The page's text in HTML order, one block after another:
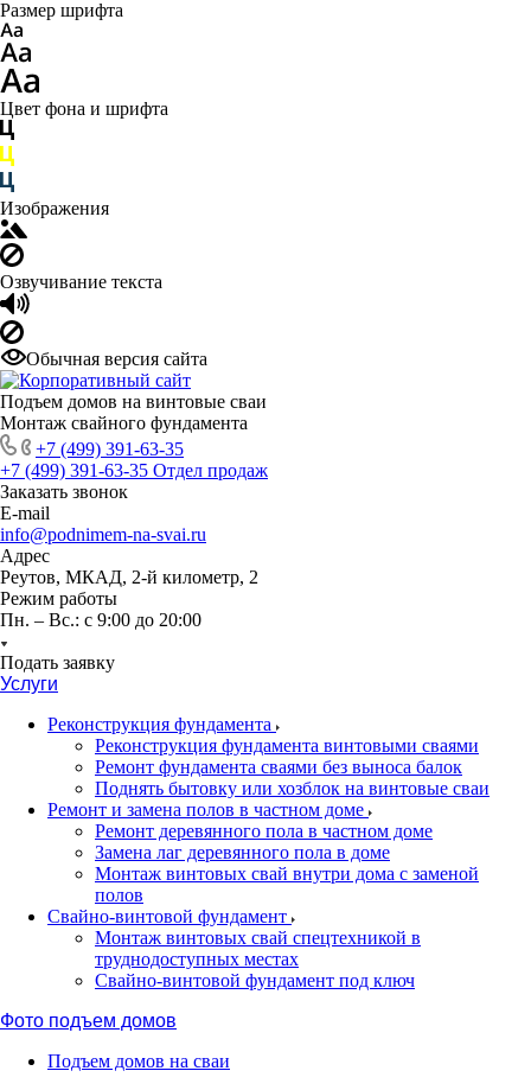
Размер шрифта
Цвет фона и шрифта
Изображения
Озвучивание текста
Обычная версия сайта
Подъем домов на винтовые сваи
Монтаж свайного фундамента
+7 (499) 391-63-35
+7 (499) 391-63-35 Отдел продаж
Заказать звонок
E-mail
info@podnimem-na-svai.ru
Адрес
Реутов, МКАД, 2-й километр, 2
Режим работы
Пн. – Вс.: с 9:00 до 20:00
Подать заявку
Услуги
Реконструкция фундамента
Реконструкция фундамента винтовыми сваями
Ремонт фундамента сваями без выноса балок
Поднять бытовку или хозблок на винтовые сваи
Ремонт и замена полов в частном доме
Ремонт деревянного пола в частном доме
Замена лаг деревянного пола в доме
Монтаж винтовых свай внутри дома с заменой
полов
Свайно-винтовой фундамент
Монтаж винтовых свай спецтехникой в
труднодоступных местах
Свайно-винтовой фундамент под ключ
Фото подъем домов
Подъем домов на сваи